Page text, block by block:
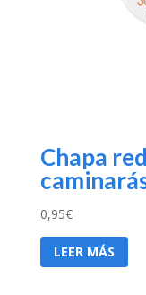
Chapa
0,95€
LEER MÁS